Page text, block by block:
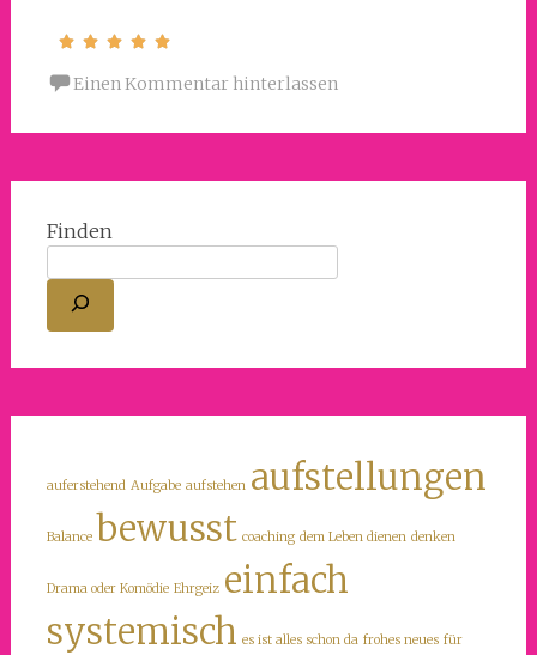
Einen Kommentar hinterlassen
Finden
auferstehend Aufgabe aufstehen aufstellungen
Balance bewusst coaching dem Leben dienen denken
Drama oder Komödie Ehrgeiz einfach
systemisch es ist alles schon da frohes neues für